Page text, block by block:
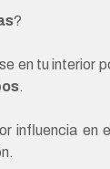
?
en tu interior
.
influencia en